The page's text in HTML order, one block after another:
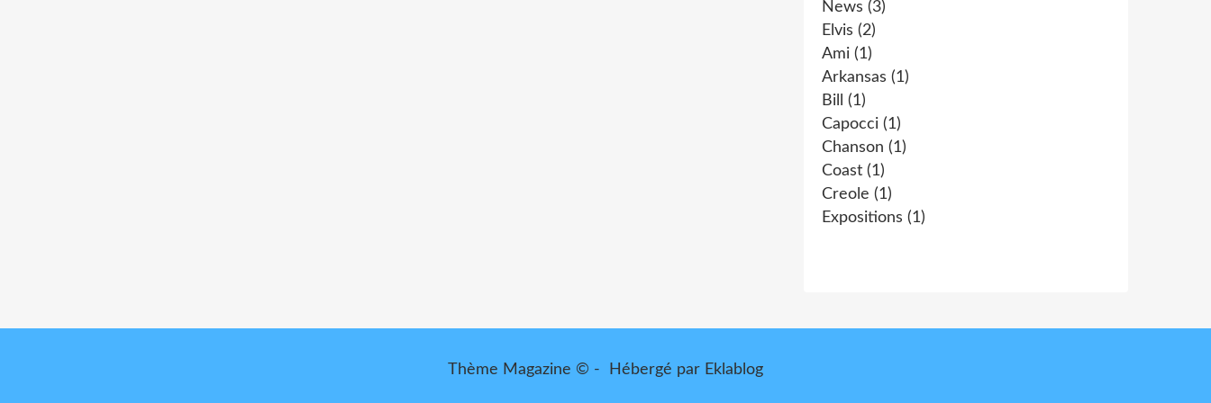
News (3)
Elvis (2)
Ami (1)
Arkansas (1)
Bill
(1)
Capocci (1)
Chanson (1)
Coast (1)
Creole (1)
Expositions (1)
Thème Magazine © - Hébergé par Eklablog